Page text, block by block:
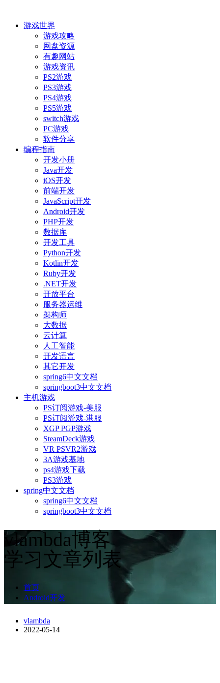
游戏世界
游戏攻略
网盘资源
有趣网站
游戏资讯
PS2游戏
PS3游戏
PS4游戏
PS5游戏
switch游戏
PC游戏
软件分享
编程指南
开发小册
Java开发
iOS开发
前端开发
JavaScript开发
Android开发
PHP开发
数据库
开发工具
Python开发
Kotlin开发
Ruby开发
.NET开发
开放平台
服务器运维
架构师
大数据
云计算
人工智能
开发语言
其它开发
spring6中文文档
springboot3中文文档
主机游戏
PS订阅游戏-美服
PS订阅游戏-港服
XGP PGP游戏
SteamDeck游戏
VR PSVR2游戏
3A游戏基地
ps4游戏下载
PS3游戏
spring中文文档
spring6中文文档
springboot3中文文档
vlambda博客
学习文章列表
首页
Android开发
vlambda
2022-05-14